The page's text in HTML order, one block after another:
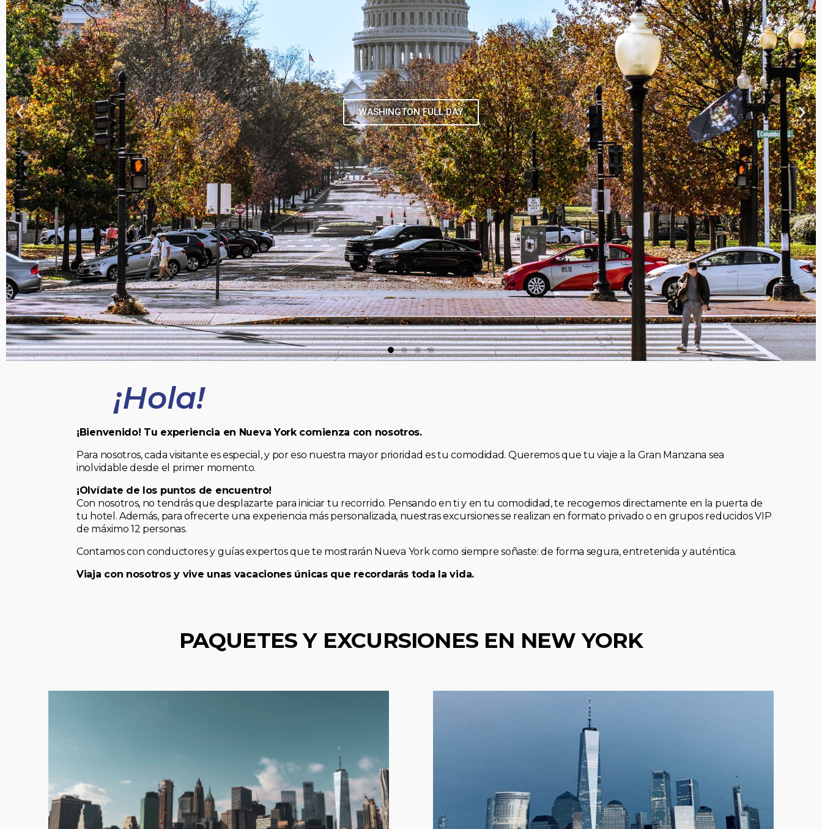
TOUR DE CONTRASTES
¡Hola!
¡Bienvenido! Tu experiencia en Nueva York comienza con nosotros.
Para nosotros, cada visitante es especial, y por eso nuestra mayor prioridad es tu comodidad. Queremos que tu viaje a la Gran Manzana sea
inolvidable desde el primer momento.
¡Olvídate de los puntos de encuentro!
Con nosotros, no tendrás que desplazarte para iniciar tu recorrido. Pensando en ti y en tu comodidad, te recogemos directamente en la puerta de
tu hotel. Además, para ofrecerte una experiencia más personalizada, nuestras excursiones se realizan en formato privado o en grupos reducidos VIP
de máximo 12 personas.
Contamos con conductores y guías expertos que te mostrarán Nueva York como siempre soñaste: de forma segura, entretenida y auténtica.
Viaja con nosotros y vive unas vacaciones únicas que recordarás toda la vida.
PAQUETES Y EXCURSIONES EN NEW YORK